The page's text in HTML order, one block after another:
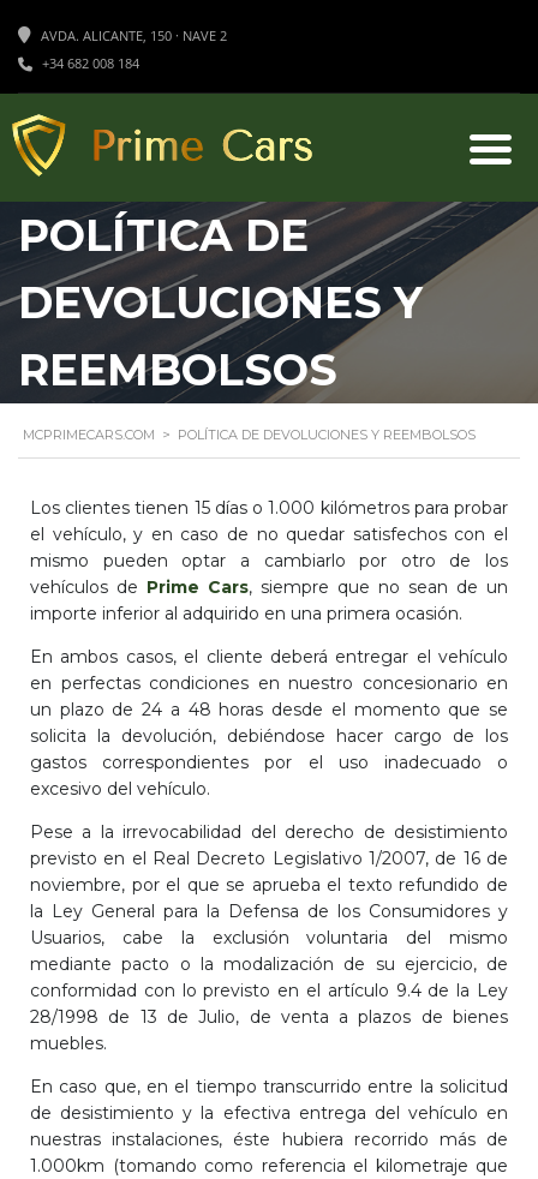
AVDA. ALICANTE, 150 · NAVE 2
+34 682 008 184
POLÍTICA DE
DEVOLUCIONES Y
REEMBOLSOS
MCPRIMECARS.COM > POLÍTICA DE DEVOLUCIONES Y REEMBOLSOS
Los clientes tienen 15 días o 1.000 kilómetros para probar
el vehículo, y en caso de no quedar satisfechos con el
mismo pueden optar a cambiarlo por otro de los
vehículos de Prime Cars, siempre que no sean de un
importe inferior al adquirido en una primera ocasión.
En ambos casos, el cliente deberá entregar el vehículo
en perfectas condiciones en nuestro concesionario en
un plazo de 24 a 48 horas desde el momento que se
solicita la devolución, debiéndose hacer cargo de los
gastos correspondientes por el uso inadecuado o
excesivo del vehículo.
Pese a la irrevocabilidad del derecho de desistimiento
previsto en el Real Decreto Legislativo 1/2007, de 16 de
noviembre, por el que se aprueba el texto refundido de
la Ley General para la Defensa de los Consumidores y
Usuarios, cabe la exclusión voluntaria del mismo
mediante pacto o la modalización de su ejercicio, de
conformidad con lo previsto en el artículo 9.4 de la Ley
28/1998 de 13 de Julio, de venta a plazos de bienes
muebles.
En caso que, en el tiempo transcurrido entre la solicitud
de desistimiento y la efectiva entrega del vehículo en
nuestras instalaciones, éste hubiera recorrido más de
1.000km (tomando como referencia el kilometraje que